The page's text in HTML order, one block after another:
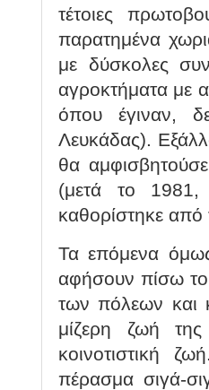
τέτοιες
παρατημένα
με δύσκολες
αγροκτήματα με
όπου έγιναν,
Λευκάδας).
θα
(μετά το 1981,
καθορίστηκε
Τα επόμενα
αφήσουν πίσω
των πόλεων και
μίζερη ζωή
κοινοτιστική
πέρασμα σιγά-